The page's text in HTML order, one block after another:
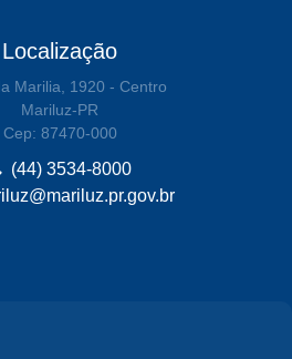
Localização
Marilia, 1920 - Centro
Mariluz-PR
Cep: 87470-000
(44) 3534-8000